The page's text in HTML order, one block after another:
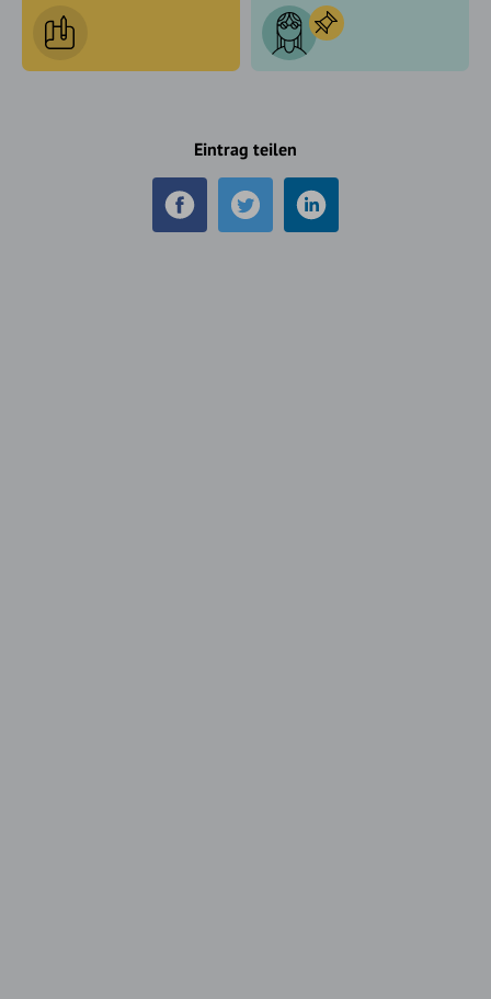
Eintrag teilen